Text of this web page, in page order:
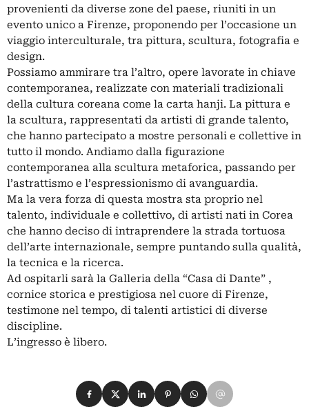
provenienti da diverse zone del paese, riuniti in un
evento unico a Firenze, proponendo per l’occasione un
viaggio interculturale, tra pittura, scultura, fotografia e
design.
Possiamo ammirare tra l’altro, opere lavorate in chiave
contemporanea, realizzate con materiali tradizionali
della cultura coreana come la carta hanji. La pittura e
la scultura, rappresentati da artisti di grande talento,
che hanno partecipato a mostre personali e collettive in
tutto il mondo. Andiamo dalla figurazione
contemporanea alla scultura metaforica, passando per
l’astrattismo e l’espressionismo di avanguardia.
Ma la vera forza di questa mostra sta proprio nel
talento, individuale e collettivo, di artisti nati in Corea
che hanno deciso di intraprendere la strada tortuosa
dell’arte internazionale, sempre puntando sulla qualità,
la tecnica e la ricerca.
Ad ospitarli sarà la Galleria della “Casa di Dante” ,
cornice storica e prestigiosa nel cuore di Firenze,
testimone nel tempo, di talenti artistici di diverse
discipline.
L’ingresso è libero.
Condividi su Facebook
Condividi su X
Condividi su LinkedIn
Condividi su Pinterest
Condividi su WhatsApp
Condividi su Email